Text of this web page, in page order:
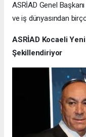
ASRİAD Genel Başkanı
ve iş dünyasından
ASRİAD Kocaeli Yeni
Şekillendiriyor